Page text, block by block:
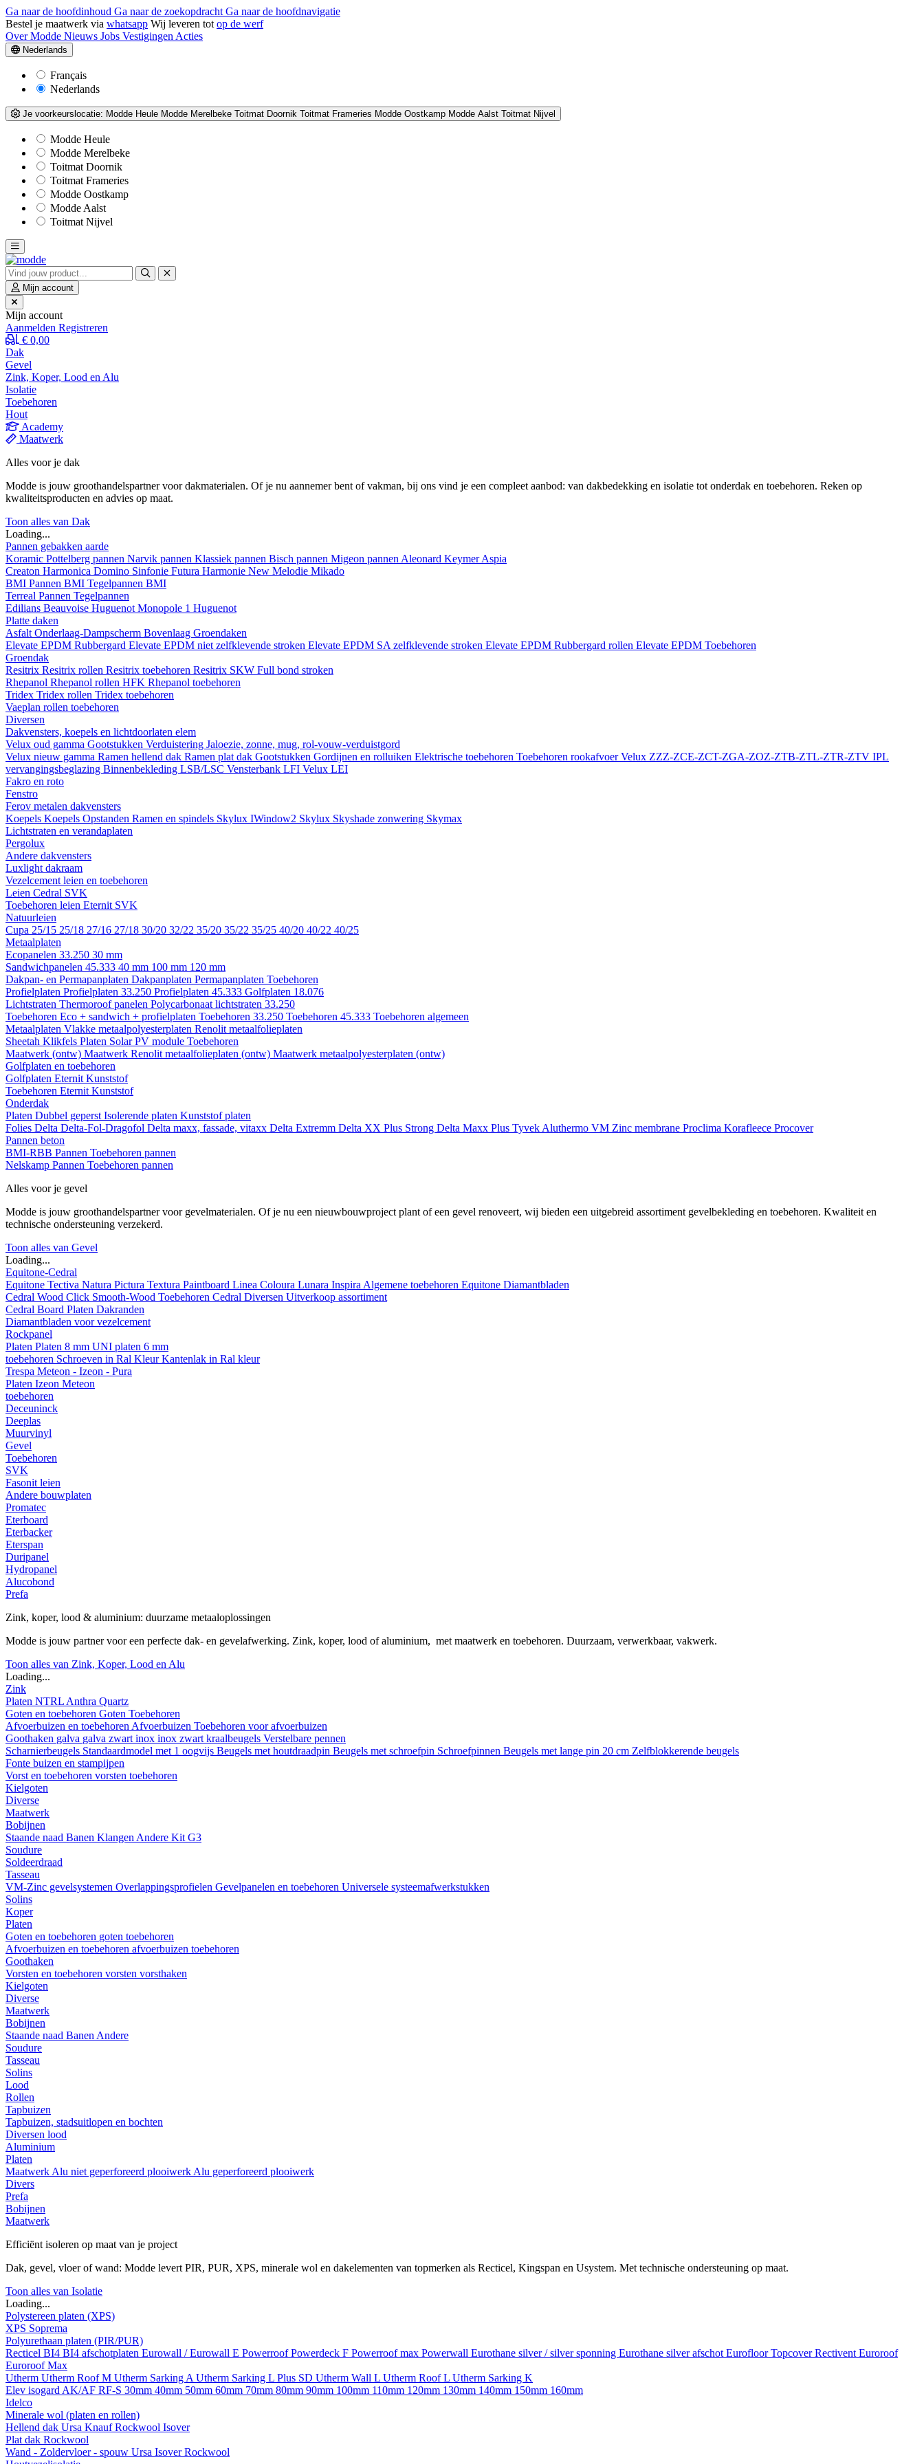
Ga naar de hoofdinhoud Ga naar de zoekopdracht Ga naar de hoofdnavigatie
Bestel je maatwerk via whatsapp Wij leveren tot op de werf
Over Modde Nieuws Jobs Vestigingen Acties
Nederlands
Français
Nederlands
Je voorkeurslocatie: Modde Heule Modde Merelbeke Toitmat Doornik Toitmat Frameries Modde Oostkamp Modde Aalst Toitmat Nijvel
Modde Heule
Modde Merelbeke
Toitmat Doornik
Toitmat Frameries
Modde Oostkamp
Modde Aalst
Toitmat Nijvel
Mijn account
Mijn account
Aanmelden Registreren
€ 0,00
Dak
Gevel
Zink, Koper, Lood en Alu
Isolatie
Toebehoren
Hout
Academy
Maatwerk
Alles voor je dak
Modde is jouw groothandelspartner voor dakmaterialen. Of je nu aannemer bent of vakman, bij ons vind je een compleet aanbod: van dakbedekking en isolatie tot onderdak en toebehoren. Reken op
kwaliteitsproducten en advies op maat.
Toon alles van Dak
Loading...
Pannen gebakken aarde
Koramic Pottelberg pannen Narvik pannen Klassiek pannen Bisch pannen Migeon pannen Aleonard KeymerAspia
Creaton Harmonica Domino Sinfonie Futura Harmonie New Melodie Mikado
BMI Pannen BMI Tegelpannen BMI
Terreal Pannen Tegelpannen
Edilians Beauvoise Huguenot Monopole 1 Huguenot
Platte daken
Asfalt Onderlaag-Dampscherm Bovenlaag Groendaken
Elevate EPDM Rubbergard Elevate EPDM niet zelfklevende stroken Elevate EPDM SA zelfklevende stroken Elevate EPDM Rubbergard rollen Elevate EPDM Toebehoren
Groendak
Resitrix Resitrix rollen Resitrix toebehoren Resitrix SKW Full bond stroken
Rhepanol Rhepanol rollen HFK Rhepanol toebehoren
Tridex Tridex rollen Tridex toebehoren
Vaeplan rollen toebehoren
Diversen
Dakvensters, koepels en lichtdoorlaten elem
Velux oud gamma Gootstukken Verduistering Jaloezie, zonne, mug, rol-vouw-verduistgord
Velux nieuw gamma Ramen hellend dak Ramen plat dak Gootstukken Gordijnen en rolluiken Elektrische toebehoren Toebehoren rookafvoerVelux ZZZ-ZCE-ZCT-ZGA-ZOZ-ZTB-ZTL-ZTR-ZTV IPL
vervangingsbeglazing Binnenbekleding LSB/LSC Vensterbank LFI Velux LEI
Fakro en roto
Fenstro
Ferov metalen dakvensters
Koepels Koepels Opstanden Ramen en spindels Skylux IWindow2 Skylux Skyshade zonwering Skymax
Lichtstraten en verandaplaten
Pergolux
Andere dakvensters
Luxlight dakraam
Vezelcement leien en toebehoren
Leien Cedral SVK
Toebehoren leien Eternit SVK
Natuurleien
Cupa 25/15 25/18 27/16 27/18 30/20 32/22 35/20 35/22 35/25 40/20 40/22 40/25
Metaalplaten
Ecopanelen 33.250 30 mm
Sandwichpanelen 45.333 40 mm 100 mm 120 mm
Dakpan- en Permapanplaten Dakpanplaten Permapanplaten Toebehoren
Profielplaten Profielplaten 33.250 Profielplaten 45.333 Golfplaten 18.076
Lichtstraten Thermoroof panelen Polycarbonaat lichtstraten 33.250
Toebehoren Eco + sandwich + profielplaten Toebehoren 33.250 Toebehoren 45.333 Toebehoren algemeen
Metaalplaten Vlakke metaalpolyesterplaten Renolit metaalfolieplaten
Sheetah Klikfels Platen Solar PV module Toebehoren
Maatwerk (ontw) Maatwerk Renolit metaalfolieplaten (ontw) Maatwerk metaalpolyesterplaten (ontw)
Golfplaten en toebehoren
Golfplaten Eternit Kunststof
Toebehoren Eternit Kunststof
Onderdak
Platen Dubbel geperst Isolerende platen Kunststof platen
Folies Delta Delta-Fol-Dragofol Delta maxx, fassade, vitaxx Delta Extremm Delta XX Plus Strong Delta Maxx Plus Tyvek Aluthermo VM Zinc membrane Proclima Korafleece Procover
Pannen beton
BMI-RBB Pannen Toebehoren pannen
Nelskamp Pannen Toebehoren pannen
Alles voor je gevel
Modde is jouw groothandelspartner voor gevelmaterialen. Of je nu een nieuwbouwproject plant of een gevel renoveert, wij bieden een uitgebreid assortiment gevelbekleding en toebehoren. Kwaliteit en
technische ondersteuning verzekerd.
Toon alles van Gevel
Loading...
Equitone-Cedral
Equitone Tectiva Natura Pictura Textura Paintboard Linea Coloura Lunara Inspira Algemene toebehoren Equitone Diamantbladen
Cedral Wood Click Smooth-Wood Toebehoren Cedral Diversen Uitverkoop assortiment
Cedral Board Platen Dakranden
Diamantbladen voor vezelcement
Rockpanel
Platen Platen 8 mm UNI platen 6 mm
toebehoren Schroeven in Ral KleurKantenlak in Ral kleur
Trespa Meteon - Izeon - Pura
Platen Izeon Meteon
toebehoren
Deceuninck
Deeplas
Muurvinyl
Gevel
Toebehoren
SVK
Fasonit leien
Andere bouwplaten
Promatec
Eterboard
Eterbacker
Eterspan
Duripanel
Hydropanel
Alucobond
Prefa
Zink, koper, lood & aluminium: duurzame metaaloplossingen
Modde is jouw partner voor een perfecte dak- en gevelafwerking. Zink, koper, lood of aluminium, met maatwerk en toebehoren. Duurzaam, verwerkbaar, vakwerk.
Toon alles van Zink, Koper, Lood en Alu
Loading...
Zink
Platen NTRL Anthra Quartz
Goten en toebehoren Goten Toebehoren
Afvoerbuizen en toebehoren Afvoerbuizen Toebehoren voor afvoerbuizen
Goothaken galva galva zwart inox inox zwart kraalbeugels Verstelbare pennen
Scharnierbeugels Standaardmodel met 1 oogvijs Beugels met houtdraadpin Beugels met schroefpin Schroefpinnen Beugels met lange pin 20 cm Zelfblokkerende beugels
Fonte buizen en stampijpen
Vorst en toebehoren vorsten toebehoren
Kielgoten
Diverse
Maatwerk
Bobijnen
Staande naad Banen Klangen Andere Kit G3
Soudure
Soldeerdraad
Tasseau
VM-Zinc gevelsystemen Overlappingsprofielen Gevelpanelen en toebehoren Universele systeemafwerkstukken
Solins
Koper
Platen
Goten en toebehoren goten toebehoren
Afvoerbuizen en toebehoren afvoerbuizen toebehoren
Goothaken
Vorsten en toebehoren vorsten vorsthaken
Kielgoten
Diverse
Maatwerk
Bobijnen
Staande naad Banen Andere
Soudure
Tasseau
Solins
Lood
Rollen
Tapbuizen
Tapbuizen, stadsuitlopen en bochten
Diversen lood
Aluminium
Platen
Maatwerk Alu niet geperforeerd plooiwerk Alu geperforeerd plooiwerk
Divers
Prefa
Bobijnen
Maatwerk
Efficiënt isoleren op maat van je project
Dak, gevel, vloer of wand: Modde levert PIR, PUR, XPS, minerale wol en dakelementen van topmerken als Recticel, Kingspan en Usystem. Met technische ondersteuning op maat.
Toon alles van Isolatie
Loading...
Polystereen platen (XPS)
XPS Soprema
Polyurethaan platen (PIR/PUR)
Recticel BI4 BI4 afschotplaten Eurowall / Eurowall E PowerroofPowerdeck F Powerroof max Powerwall Eurothane silver / silver sponning Eurothane silver afschot EurofloorTopcoverRectivent Euroroof
Euroroof Max
Utherm Utherm Roof M Utherm Sarking A Utherm Sarking L Plus SD Utherm Wall L Utherm Roof L Utherm Sarking K
Elev isogard AK/AF RF-S 30mm 40mm 50mm 60mm 70mm 80mm 90mm 100mm 110mm 120mm 130mm 140mm 150mm 160mm
Idelco
Minerale wol (platen en rollen)
Hellend dak Ursa KnaufRockwool Isover
Plat dak Rockwool
Wand - Zoldervloer - spouw Ursa IsoverRockwool